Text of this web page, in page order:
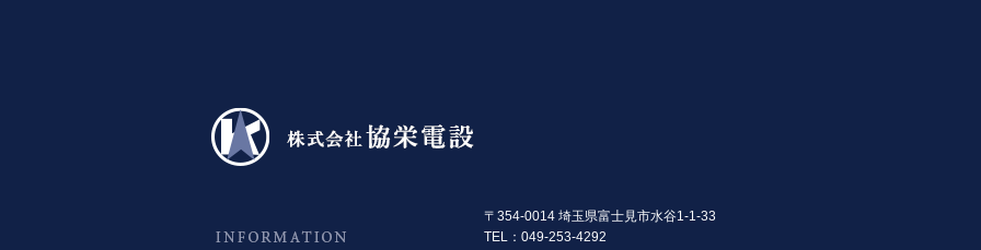
〒354-0014 埼玉県富士見市水谷1-1-33
TEL：049-253-4292